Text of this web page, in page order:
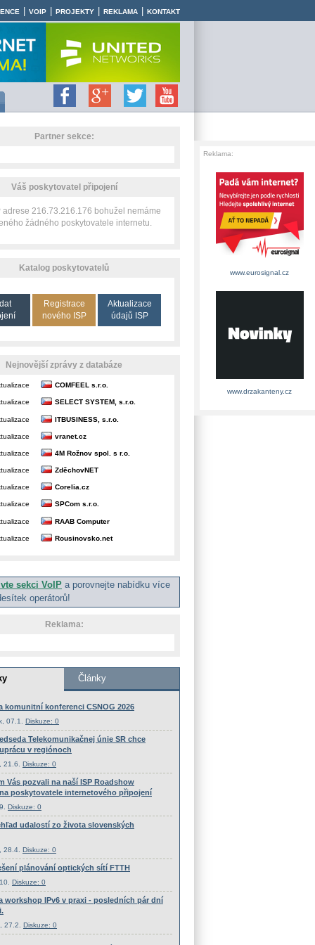
VOIP PROJEKTY REKLAMA KONTAKT
Partner sekce:
Váš poskytovatel připojení
adrese 216.73.216.176 bohužel nemáme
žádného poskytovatele internetu.
Katalog poskytovatelů
Registrace
nového ISP
Aktualizace
údajů ISP
Nejnovější zprávy z databáze
COMFEEL s.r.o.
SELECT SYSTEM, s.r.o.
ITBUSINESS, s.r.o.
vranet.cz
4M Rožnov spol. s r.o.
ZděchovNET
Corelia.cz
SPCom s.r.o.
RAAB Computer
Rousinovsko.net
sekci VoIP a porovnejte nabídku více
operátorů!
Reklama:
Reklama:
www.eurosignal.cz
www.drzakanteny.cz